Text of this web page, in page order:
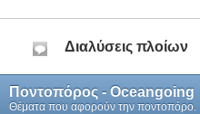
Διαλύσεις πλοίων
Ποντοπόρος - Οceangoing
Θέματα που αφορούν την ποντοπόρο.